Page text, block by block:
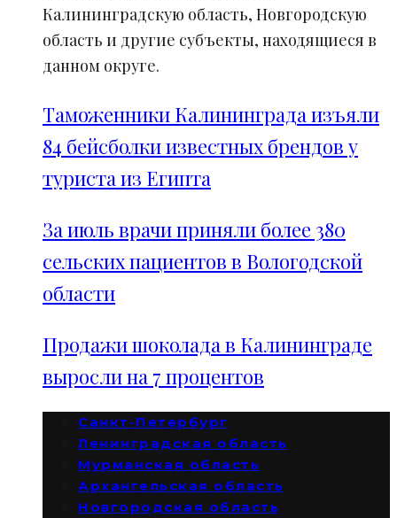
Калининградскую область, Новгородскую
область и другие субъекты, находящиеся в
данном округе.
Таможенники Калининграда изъяли
84 бейсболки известных брендов у
туриста из Египта
За июль врачи приняли более 380
сельских пациентов в Вологодской
области
Продажи шоколада в Калининграде
выросли на 7 процентов
Санкт-Петербург
Ленинградская область
Мурманская область
Архангельская область
Новгородская область